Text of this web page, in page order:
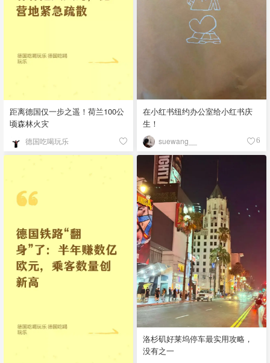
距离德国仅一步之遥！荷兰100公
顷森林火灾
德国吃喝玩乐
在小红书纽约办公室给小红书庆
生！
suewang__ 6
洛杉矶好莱坞停车最实用攻略，
没有之一